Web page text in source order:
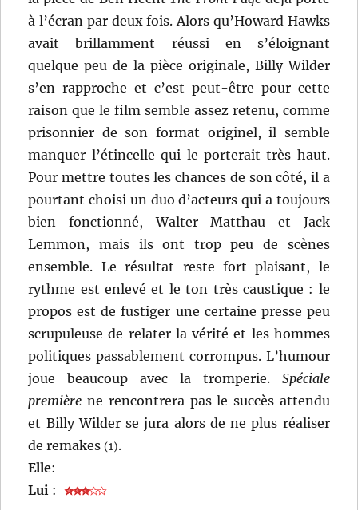
à l’écran par deux fois. Alors qu’Howard Hawks
avait brillamment réussi en s’éloignant
quelque peu de la pièce originale, Billy Wilder
s’en rapproche et c’est peut-être pour cette
raison que le film semble assez retenu, comme
prisonnier de son format originel, il semble
manquer l’étincelle qui le porterait très haut.
Pour mettre toutes les chances de son côté, il a
pourtant choisi un duo d’acteurs qui a toujours
bien fonctionné, Walter Matthau et Jack
Lemmon, mais ils ont trop peu de scènes
ensemble. Le résultat reste fort plaisant, le
rythme est enlevé et le ton très caustique : le
propos est de fustiger une certaine presse peu
scrupuleuse de relater la vérité et les hommes
politiques passablement corrompus. L’humour
joue beaucoup avec la tromperie. Spéciale
première ne rencontrera pas le succès attendu
et Billy Wilder se jura alors de ne plus réaliser
de remakes(1).
Elle:
–
Lui :